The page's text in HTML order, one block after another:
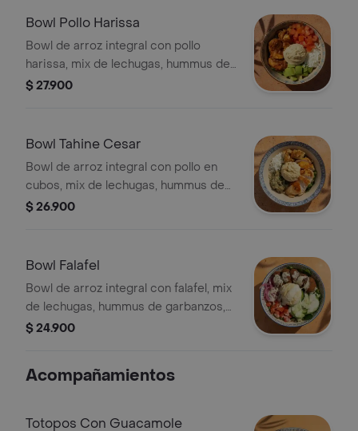
libanesa.
Bowl Pollo Harissa
Bowl de arroz integral con pollo
harissa, mix de lechugas, hummus de
garbanzos, aguacate, tomate y queso
$ 27.900
Bowl Tahine Cesar
Bowl de arroz integral con pollo en
cubos, mix de lechugas, hummus de
garbanzos, dip de berenjena,
$ 26.900
Bowl Falafel
Bowl de arroz integral con falafel, mix
de lechugas, hummus de garbanzos,
pepino cohombro, tomate y cebolla
$ 24.900
Acompañamientos
Totopos Con Guacamole